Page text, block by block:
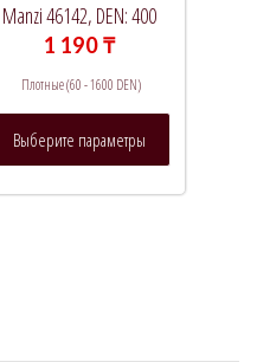
Manzi 46142, DEN: 400
1 190₸
Плотные (60 - 1600 DEN)
Выберите параметры